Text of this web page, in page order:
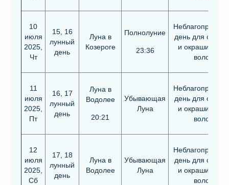
10
июля
2025,
Чт
15, 16
лунный
день
Луна в
Козероге
Полнолуние
23:36
день для
и окрашивания
волос
11
июля
2025,
Пт
16, 17
лунный
день
Луна в
Водолее
20:21
Убывающая
Луна
день для
и окрашивания
волос
12
июля
2025,
Сб
17, 18
лунный
день
Луна в
Водолее
Убывающая
Луна
день для
и окрашивания
волос